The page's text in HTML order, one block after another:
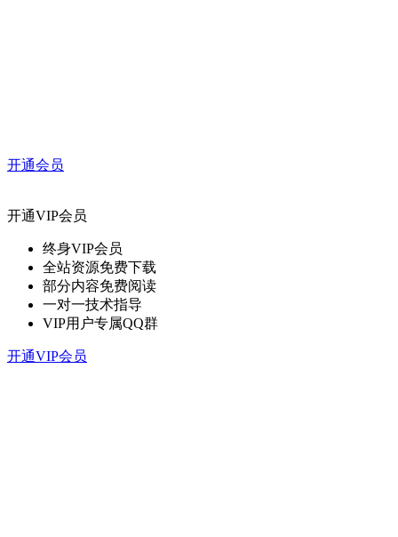
开通会员
开通VIP会员
终身VIP会员
全站资源免费下载
部分内容免费阅读
一对一技术指导
VIP用户专属QQ群
开通VIP会员